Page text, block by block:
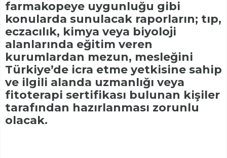
farmakopeye uygunluğu gibi
konularda sunulacak raporların; tıp,
eczacılık, kimya veya biyoloji
alanlarında eğitim veren
kurumlardan mezun, mesleğini
Türkiye’de icra etme yetkisine sahip
ve ilgili alanda uzmanlığı veya
fitoterapi sertifikası bulunan kişiler
tarafından hazırlanması zorunlu
olacak.